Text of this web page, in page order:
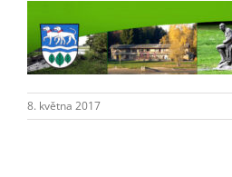
Škola
8. května 2017